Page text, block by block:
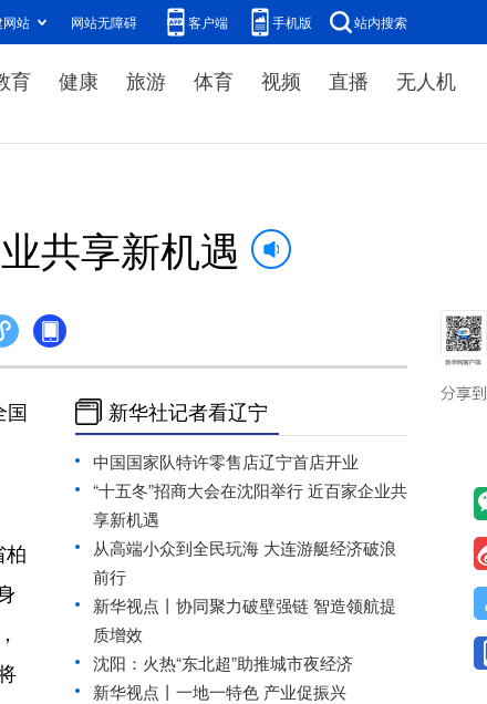
网站 网站无障碍 客户端 手机版 站内搜索
育 健康 旅游 体育 视频 直播 无人机
共享新机遇
国
柏
新华社记者看辽宁
中国国家队特许零售店辽宁首店开业
“十五冬”招商大会在沈阳举行 近百家企业共
享新机遇
从高端小众到全民玩海 大连游艇经济破浪
前行
新华视点丨协同聚力破壁强链 智造领航提
质增效
沈阳：火热“东北超”助推城市夜经济
新华视点丨一地一特色 产业促振兴